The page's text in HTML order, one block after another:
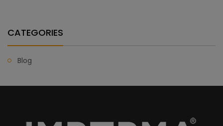
CATEGORIES
Blog